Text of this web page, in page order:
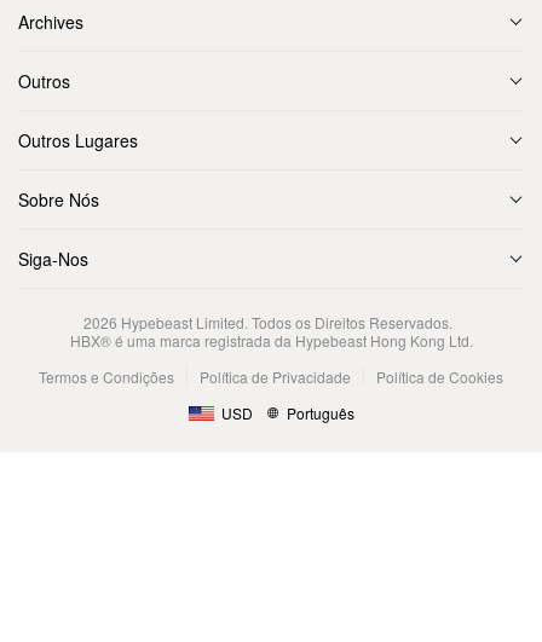
Archives
Outros
Outros Lugares
Sobre Nós
Siga-Nos
2026 Hypebeast Limited. Todos os Direitos Reservados.
HBX® é uma marca registrada da Hypebeast Hong Kong Ltd.
Termos e Condições
Política de Privacidade
Política de Cookies
USD
Português